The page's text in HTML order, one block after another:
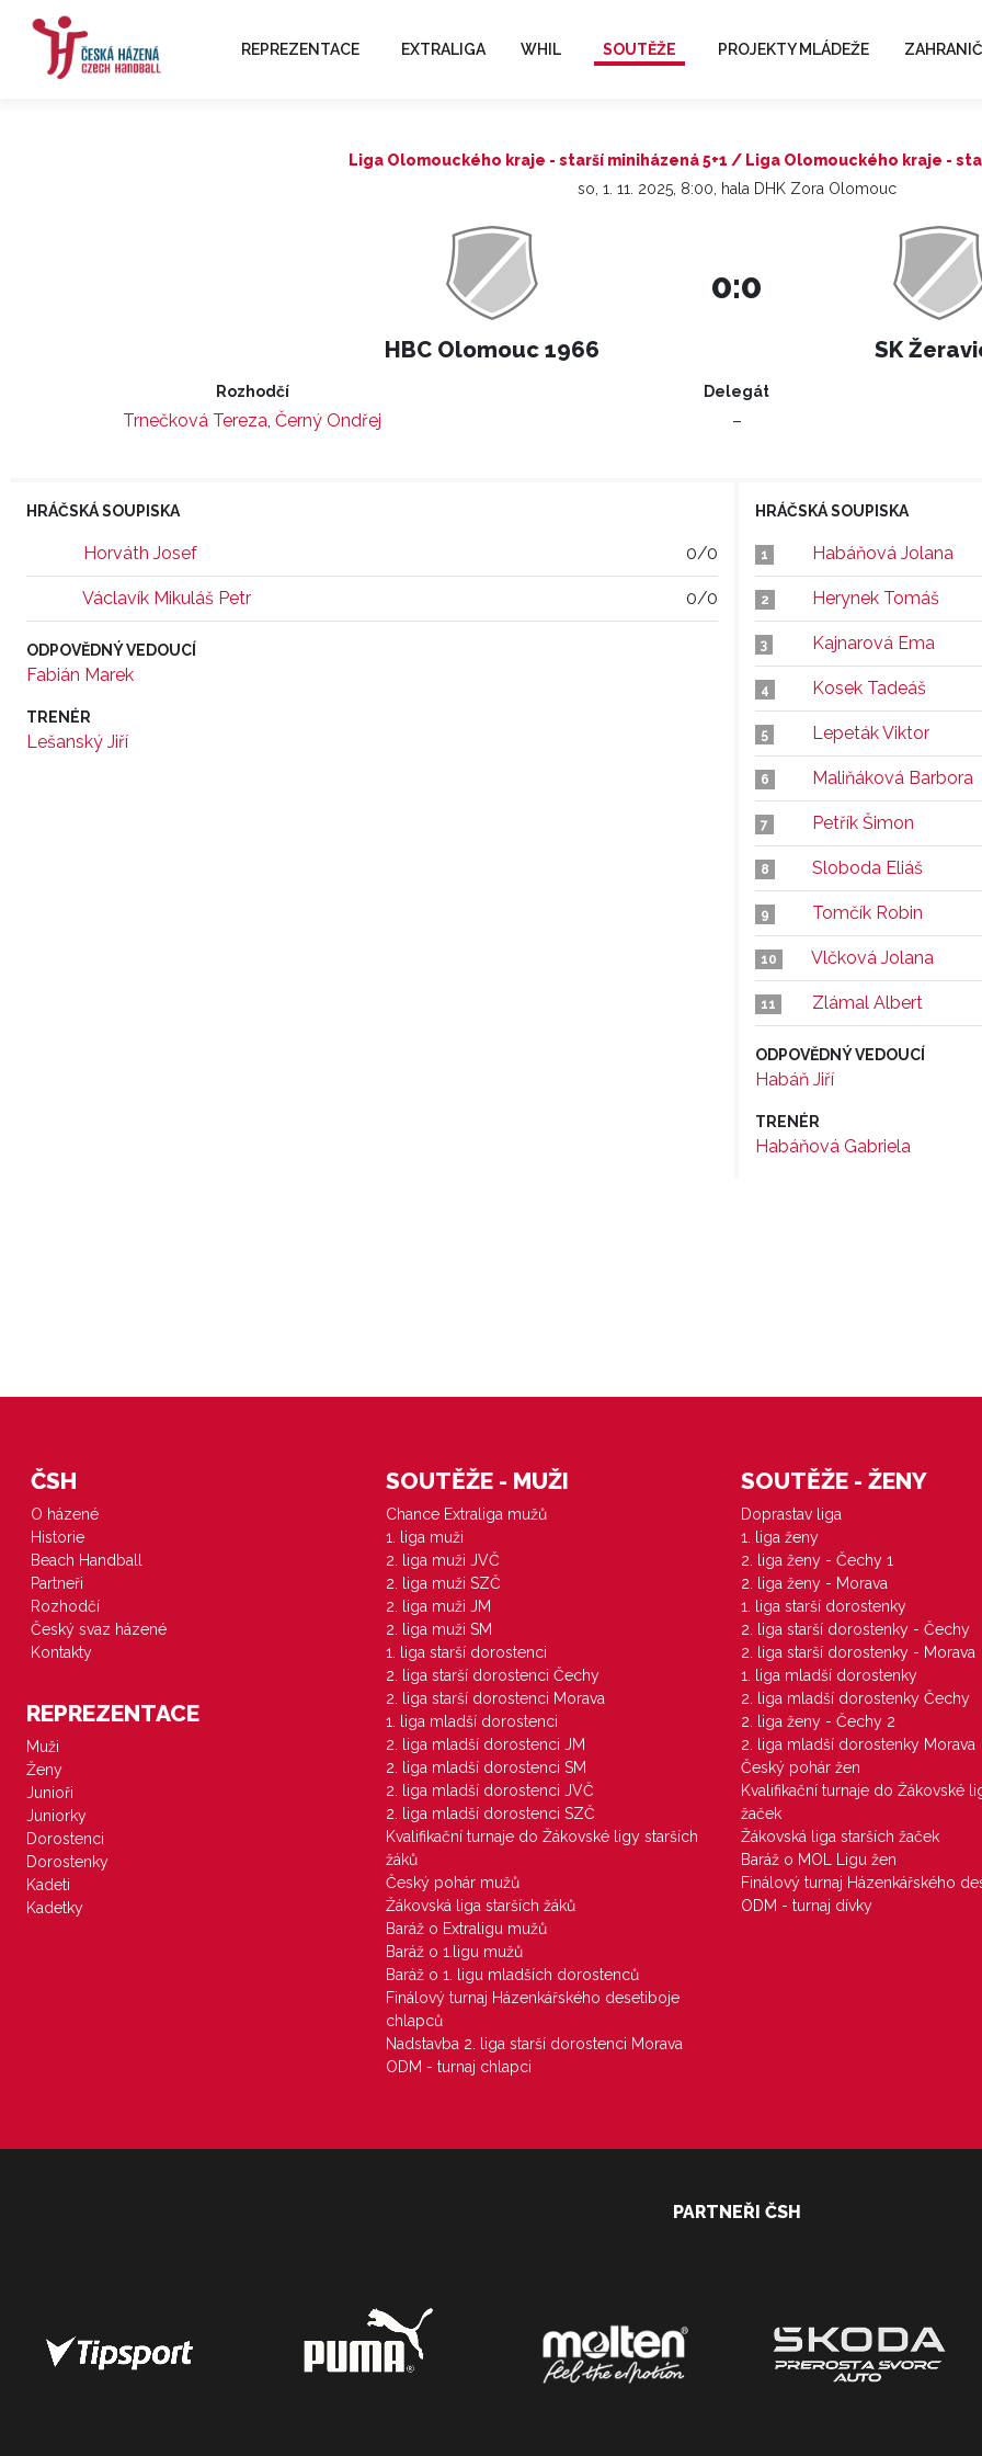
REPREZENTACE EXTRALIGA WHIL SOUTĚŽE PROJEKTY MLÁDEŽE
Liga Olomouckého kraje - starší miniházená 5+1 / Liga Olomouckého kraje -
so, 1. 11. 2025, 8:00, hala DHK Zora Olomouc
HBC Olomouc 1966
0:0
SK
Rozhodčí
Trnečková Tereza, Černý Ondřej
Delegát
–
HRÁČSKÁ SOUPISKA
Horváth Josef 0/0
Václavík Mikuláš Petr 0/0
ODPOVĚDNÝ VEDOUCÍ
Fabián Marek
TRENÉR
Lešanský Jiří
HRÁČSKÁ SOUPISKA
1 Habáňová Jolana
2 Herynek Tomáš
3 Kajnarová Ema
4 Kosek Tadeáš
5 Lepeták Viktor
6 Maliňáková Barbora
7 Petřík Šimon
8 Sloboda Eliáš
9 Tomčík Robin
10 Vlčková Jolana
11 Zlámal Albert
ODPOVĚDNÝ VEDOUCÍ
Habáň Jiří
TRENÉR
Habáňová Gabriela
ČSH
O házené
Historie
Beach Handball
Partneři
Rozhodčí
Český svaz házené
Kontakty
REPREZENTACE
Muži
Ženy
Junioři
Juniorky
Dorostenci
Dorostenky
Kadeti
Kadetky
SOUTĚŽE - MUŽI
Chance Extraliga mužů
1. liga muži
2. liga muži JVČ
2. liga muži SZČ
2. liga muži JM
2. liga muži SM
1. liga starší dorostenci
2. liga starší dorostenci Čechy
2. liga starší dorostenci Morava
1. liga mladší dorostenci
2. liga mladší dorostenci JM
2. liga mladší dorostenci SM
2. liga mladší dorostenci JVČ
2. liga mladší dorostenci SZČ
Kvalifikační turnaje do Žákovské ligy starších
žáků
Český pohár mužů
Žákovská liga starších žáků
Baráž o Extraligu mužů
Baráž o 1.ligu mužů
Baráž o 1. ligu mladších dorostenců
Finálový turnaj Házenkářského desetiboje
chlapců
Nadstavba 2. liga starší dorostenci Morava
ODM - turnaj chlapci
SOUTĚŽE - ŽENY
Doprastav liga
1. liga ženy
2. liga ženy - Čechy 1
2. liga ženy - Morava
1. liga starší dorostenky
2. liga starší dorostenky - Čechy
2. liga starší dorostenky - Morava
1. liga mladší dorostenky
2. liga mladší dorostenky Čechy
2. liga ženy - Čechy 2
2. liga mladší dorostenky Morava
Český pohár žen
Kvalifikační turnaje do Žákovské
žaček
Žákovská liga starších žaček
Baráž o MOL Ligu žen
Finálový turnaj Házenkářského
ODM - turnaj dívky
PARTNEŘI ČSH